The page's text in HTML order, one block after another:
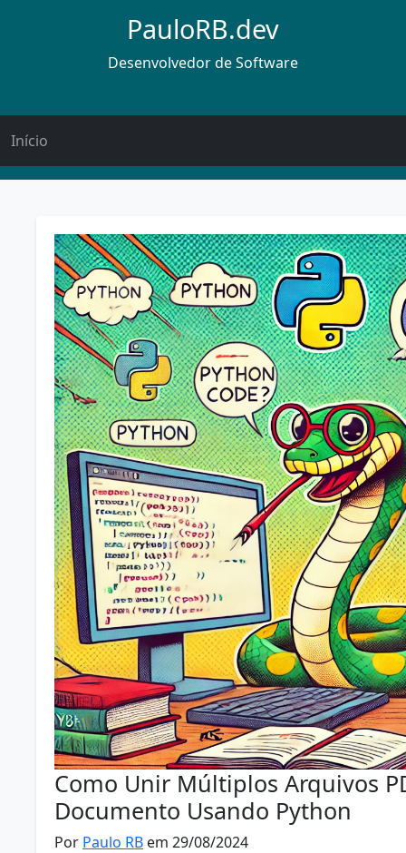
PauloRB.dev
Desenvolvedor de Software
Início
Como Unir Múltiplos Arquivos
Documento Usando Python
Por Paulo RB em 29/08/2024